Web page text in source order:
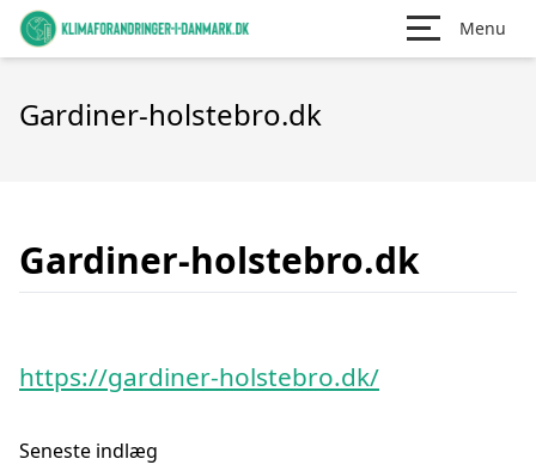
Menu
Gardiner-holstebro.dk
Gardiner-holstebro.dk
https://gardiner-holstebro.dk/
Seneste indlæg